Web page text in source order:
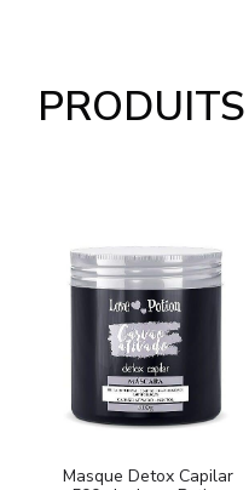
Masque Detox Capilar